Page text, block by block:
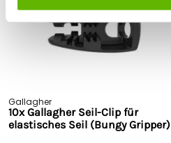
Gallagher
10x Gallagher Seil-Clip für
elastisches Seil (Bungy Gripper)